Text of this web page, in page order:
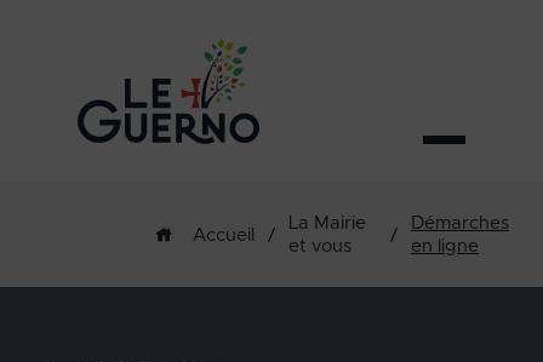
Accueil /
La Mairie
et vous
/
Démarches
en ligne